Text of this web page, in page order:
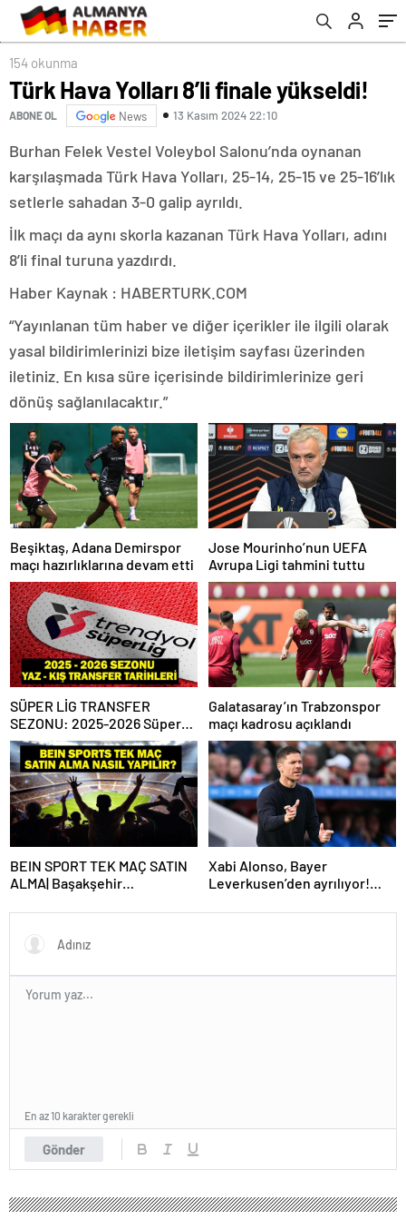
154 okunma
Türk Hava Yolları 8’li finale yükseldi!
ABONE OL News 13 Kasım 2024 22:10
Burhan Felek Vestel Voleybol Salonu’nda oynanan
karşılaşmada Türk Hava Yolları, 25-14, 25-15 ve 25-16’lık
setlerle sahadan 3-0 galip ayrıldı.
İlk maçı da aynı skorla kazanan Türk Hava Yolları, adını
8’li final turuna yazdırdı.
Haber Kaynak : HABERTURK.COM
“Yayınlanan tüm haber ve diğer içerikler ile ilgili olarak
yasal bildirimlerinizi bize iletişim sayfası üzerinden
iletiniz. En kısa süre içerisinde bildirimlerinize geri
dönüş sağlanılacaktır.”
Beşiktaş, Adana Demirspor
maçı hazırlıklarına devam etti
Jose Mourinho’nun UEFA
Avrupa Ligi tahmini tuttu
SÜPER LİG TRANSFER
SEZONU: 2025-2026 Süper
Lig Yaz Transfer Sezonu Ne
Zaman Başlayacak? Kış
Transfer Sezonu Ne Zaman
Başlayacak? TFF Açıkladı!
Galatasaray’ın Trabzonspor
maçı kadrosu açıklandı
BEIN SPORT TEK MAÇ SATIN
ALMA| Başakşehir
tek maç satın alma nasıl
yapılır?
Xabi Alonso, Bayer
Leverkusen’den ayrılıyor!
Gönder
En az 10 karakter gerekli